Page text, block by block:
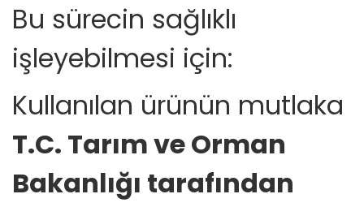
Bu sürecin sağlıklı
işleyebilmesi için:
Kullanılan ürünün mutlaka
T.C. Tarım ve Orman
Bakanlığı tarafından